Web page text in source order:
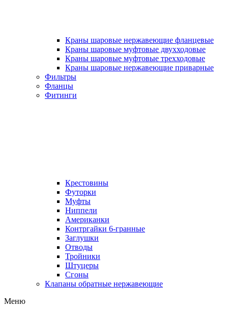
Краны шаровые нержавеющие фланцевые
Краны шаровые муфтовые двухходовые
Краны шаровые муфтовые трехходовые
Краны шаровые нержавеющие приварные
Фильтры
Фланцы
Фитинги
Крестовины
Футорки
Муфты
Ниппели
Американки
Контргайки 6-гранные
Заглушки
Отводы
Тройники
Штуцеры
Сгоны
Клапаны обратные нержавеющие
Меню